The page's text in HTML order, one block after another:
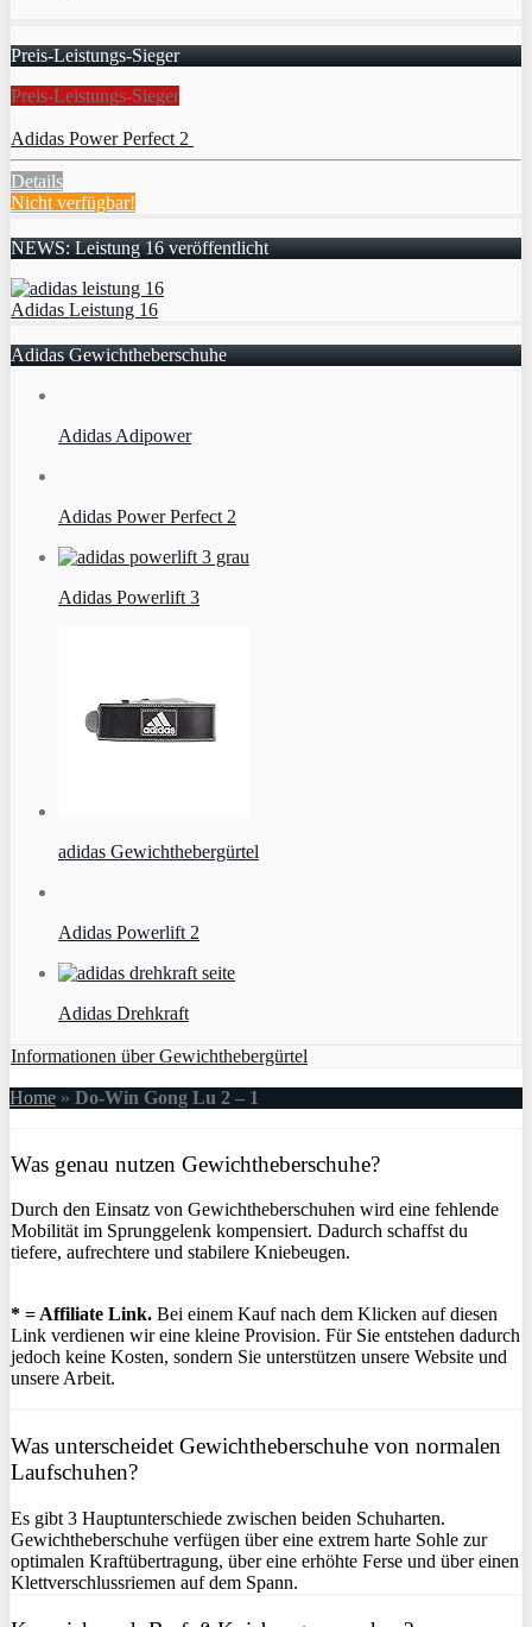
Preis-Leistungs-Sieger
Preis-Leistungs-Sieger
Adidas Power Perfect 2
Details
Nicht verfügbar!
NEWS: Leistung 16 veröffentlicht
Adidas Leistung 16
Adidas Gewichtheberschuhe
Adidas Adipower
Adidas Power Perfect 2
Adidas Powerlift 3
adidas Gewichthebergürtel
Adidas Powerlift 2
Adidas Drehkraft
Informationen über Gewichthebergürtel
Home » Do-Win Gong Lu 2 – 1
Was genau nutzen Gewichtheberschuhe?
Durch den Einsatz von Gewichtheberschuhen wird eine fehlende
Mobilität im Sprunggelenk kompensiert. Dadurch schaffst du
tiefere, aufrechtere und stabilere Kniebeugen.
* = Affiliate Link. Bei einem Kauf nach dem Klicken auf diesen
Link verdienen wir eine kleine Provision. Für Sie entstehen dadurch
jedoch keine Kosten, sondern Sie unterstützen unsere Website und
unsere Arbeit.
Was unterscheidet Gewichtheberschuhe von normalen
Laufschuhen?
Es gibt 3 Hauptunterschiede zwischen beiden Schuharten.
Gewichtheberschuhe verfügen über eine extrem harte Sohle zur
optimalen Kraftübertragung, über eine erhöhte Ferse und über einen
Klettverschlussriemen auf dem Spann.